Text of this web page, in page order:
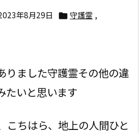
年8月29日  守護霊 ,
りました守護霊その他の違
たいと思います
こちはら、地上の人間ひと